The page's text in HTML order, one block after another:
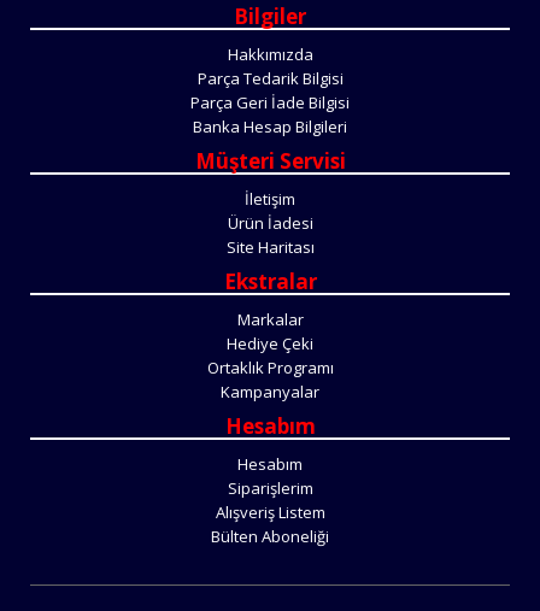
Bilgiler
Hakkımızda
Parça Tedarik Bilgisi
Parça Geri İade Bilgisi
Banka Hesap Bilgileri
Müşteri Servisi
İletişim
Ürün İadesi
Site Haritası
Ekstralar
Markalar
Hediye Çeki
Ortaklık Programı
Kampanyalar
Hesabım
Hesabım
Siparişlerim
Alışveriş Listem
Bülten Aboneliği